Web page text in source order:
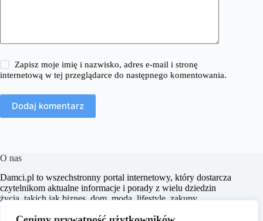
Zapisz moje imię i nazwisko, adres e-mail i stronę
internetową w tej przeglądarce do następnego komentowania.
Dodaj komentarz
O nas
​Damci.pl to wszechstronny portal internetowy, który dostarcza
czytelnikom aktualne informacje i porady z wielu dziedzin
życia, takich jak biznes, dom, moda, lifestyle, zakupy,